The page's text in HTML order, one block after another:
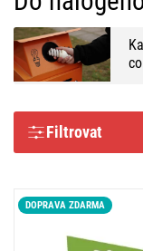
Filtrovat
DOPRAVA ZDARMA